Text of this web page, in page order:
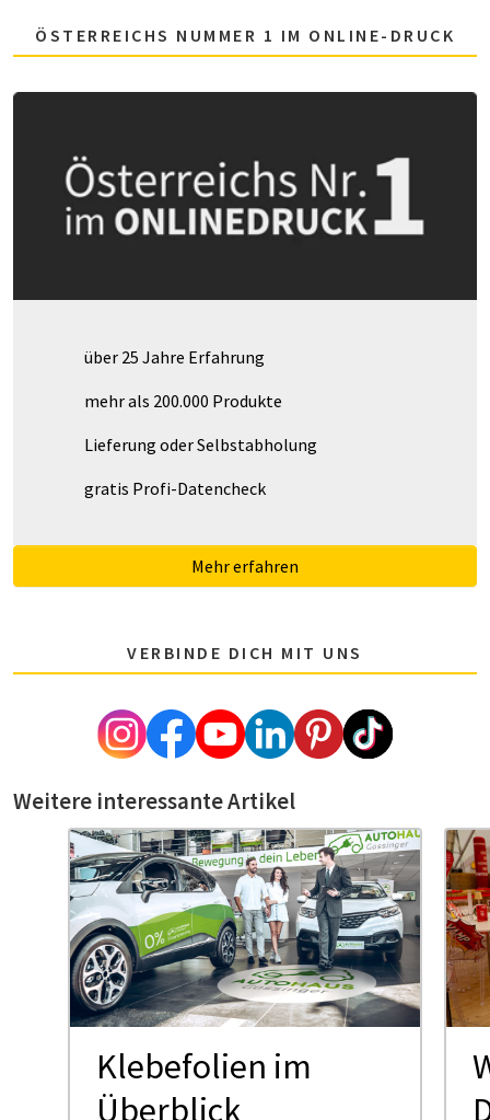
ÖSTERREICHS NUMMER 1 IM ONLINE-DRUCK
über 25 Jahre Erfahrung
mehr als 200.000 Produkte
Lieferung oder Selbstabholung
gratis Profi-Datencheck
Mehr erfahren
VERBINDE DICH MIT UNS
Weitere interessante Artikel
Klebefolien im
Überblick